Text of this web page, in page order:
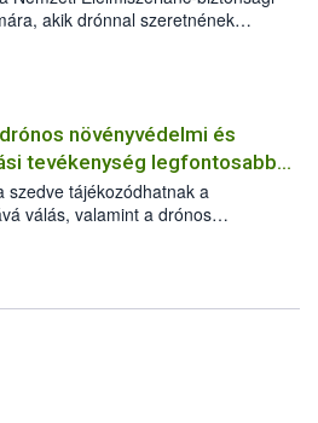
akik drónnal szeretnének
gazdálkodási tevékenységet
összefoglaló részletesen
növényvédelmi és
tevékenység legfontosabb
szedve tájékozódhatnak a
válás, valamint a drónos
gazdálkodási tevékenység